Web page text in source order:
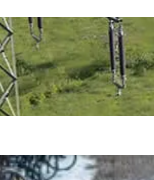
gesetzt werden. Dazu bedarf es jedoch